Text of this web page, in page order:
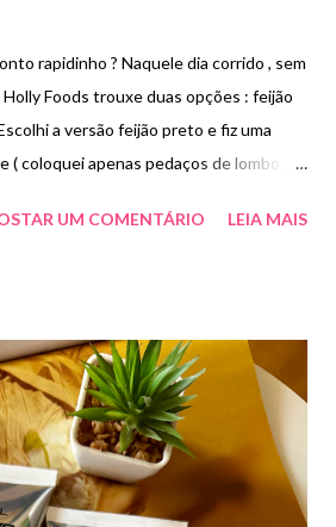
rapidinho ? Naquele dia corrido , sem
Foods trouxe duas opções : feijão
a versão feijão preto e fiz uma
( coloquei apenas pedaços de lombo,
( cebola, alho, extrato de
. Modo de preparo : Adicione o
quente e acerte o sal. Deixe
até o caldo encorpar. Me surpreendeu
agradável . A única coisa é que não
o que deixa a aparência estranha mas é
UM COMENTÁRIO LEIA MAIS